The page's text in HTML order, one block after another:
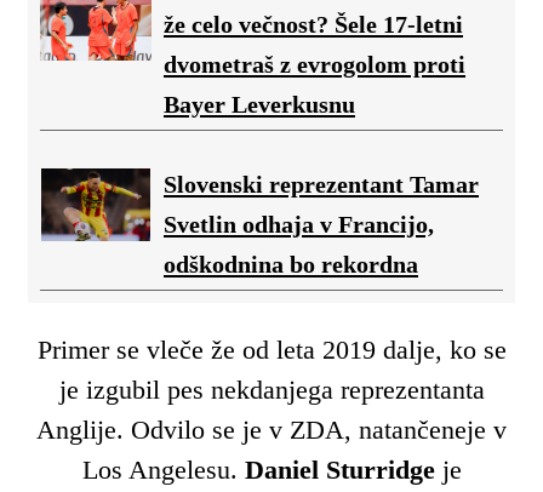
že celo večnost? Šele 17-letni
dvometraš z evrogolom proti
Bayer Leverkusnu
Slovenski reprezentant Tamar
Svetlin odhaja v Francijo,
odškodnina bo rekordna
Primer se vleče že od leta 2019 dalje, ko se
je izgubil pes nekdanjega reprezentanta
Anglije. Odvilo se je v ZDA, natančeneje v
Los Angelesu. Daniel Sturridgeje